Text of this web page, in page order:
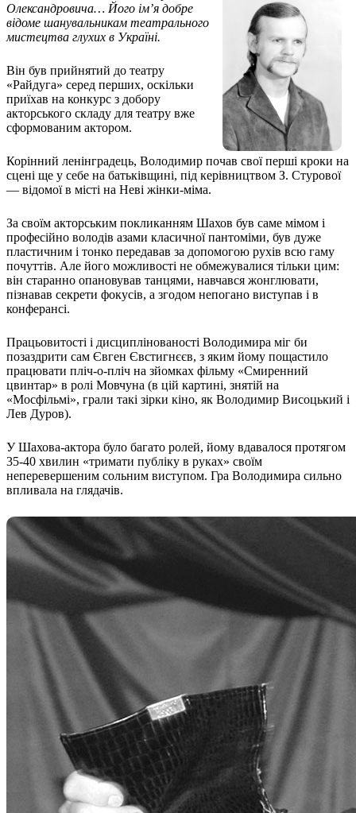
Кадрові зміни
Працевлаштування
Про глухих
Все про УТОГ: ваші права, послуги та підтримка:
Важлива інформація
Благодійні справи
Історія глухих
Коронавірус
Брифінги
Корисні інформаційні матеріали від Т. Ломакіної
Офіційна інформація
Про УТОГ
Громадські ради УТОГ ⩺
Всеукраїнська Рада голів обласних
організацій УТОГ
Всеукраїнська Рада ветеранів УТОГ
Всеукраїнська Рада перекладачів жестової
Всеукраїнська молодіжна Рада УТОГ
Молодіжні лідери УТОГ
Ветерани УТОГ
Мережа УТОГ
Підприємства УТОГ
Рекорди УТОГ
Звіти
Посилання сторінок УТОГ
Контакти
Дошкільна освіта
Загальна освіта
Для абітурієнтів
Уроки
Українська жестова мова
Географія
Правознавство
Реєстр перекладачів жестової мови Українського
товариства глухих
Підготовка перекладачів
"Сервіс УТОГ"
Атестація
Безбар'єрність для глухих
Вінницька область
Волинська область
Дніпропетровська область
Донецька область
Олександровича… Його ім’я добре
відоме шанувальникам театрального
мистецтва глухих в Україні.
Він був прийнятий до театру
«Райдуга» серед перших, оскільки
приїхав на конкурс з добору
акторського складу для театру вже
сформованим актором.
Корінний ленінградець, Володимир почав свої перші кроки на
сцені ще у себе на батьківщині, під керівництвом З. Стурової
— відомої в місті на Неві жінки-міма.
За своїм акторським покликанням Шахов був саме мімом і
професійно володів азами класичної пантоміми, був дуже
пластичним і тонко передавав за допомогою рухів всю гаму
почуттів. Але його можливості не обмежувалися тільки цим:
він старанно опановував танцями, навчався жонглювати,
пізнавав секрети фокусів, а згодом непогано виступав і в
конферансі.
Працьовитості і дисциплінованості Володимира міг би
позаздрити сам Євген Євстигнєєв, з яким йому пощастило
працювати пліч-о-пліч на зйомках фільму «Смиренний
цвинтар» в ролі Мовчуна (в цій картині, знятій на
«Мосфільмі», грали такі зірки кіно, як Володимир Висоцький і
Лев Дуров).
У Шахова-актора було багато ролей, йому вдавалося протягом
35-40 хвилин «тримати публіку в руках» своїм
неперевершеним сольним виступом. Гра Володимира сильно
впливала на глядачів.